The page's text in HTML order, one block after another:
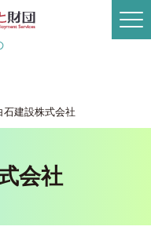
石建設株式会社
会社